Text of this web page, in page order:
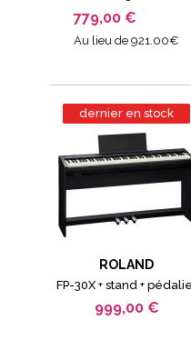
779,00 €
Au lieu de 921.00€
dernier en stock
ROLAND
FP-30X + stand +
999,00 €